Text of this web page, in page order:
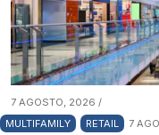
7 AGOSTO, 2026 /
MULTIFAMILY
RETAIL 7